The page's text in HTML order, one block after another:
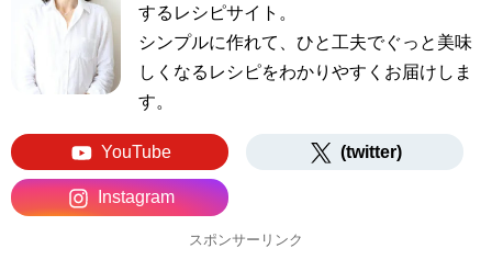
するレシピサイト。
シンプルに作れて、ひと工夫でぐっと美味
しくなるレシピをわかりやすくお届けしま
す。
YouTube (twitter)
Instagram
スポンサーリンク